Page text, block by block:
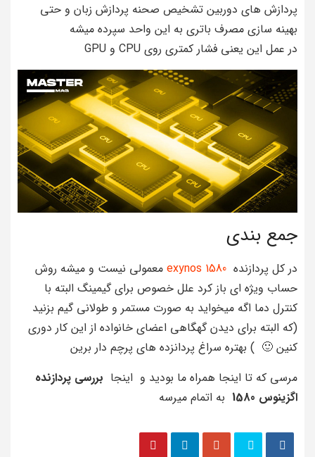
پردازش های دوربین تشخیص صحنه پردازش زبان و حتی
بهینه سازی مصرف باتری به این واحد سپرده میشه
در عمل این یعنی فشار کمتری روی CPU و GPU
جمع بندی
در کل پردازنده
معمولی نیست و میشه روش
حساب ویژه ای باز کرد علل خصوص برای گیمینگ البته با
کنترل دما اگه میخواید به صورت مستمر و طولانی گیم بزنید
(که البته برای دیدن گهگاهی اعضای خانواده از این کار دوری
کنین 🙂 ) بهتره سراغ پردانزده های پرچم دار برین
مرسی که تا اینجا همراه ما بودید و اینجا بررسی پردازنده
اگزینوس 1580
به اتمام میرسه